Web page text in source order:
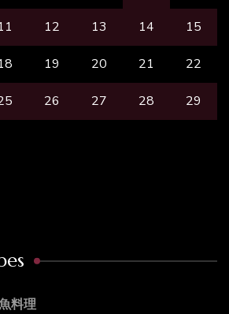
12 13 14 15
19 20 21 22
26 27 28 29
料理